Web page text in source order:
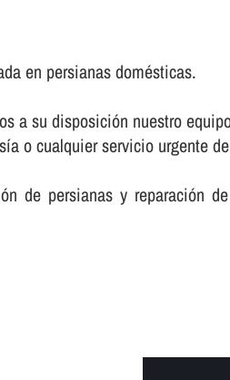
en persianas domésticas.
a su disposición nuestro
o cualquier servicio urgente
de persianas y reparación